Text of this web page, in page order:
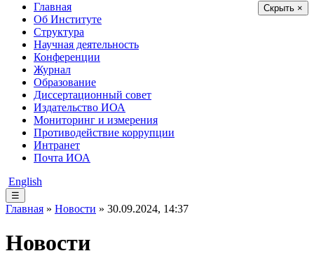
Скрыть ×
Главная
Об Институте
Структура
Научная деятельность
Конференции
Журнал
Образование
Диссертационный совет
Издательство ИОА
Мониторинг и измерения
Противодействие коррупции
Интранет
Почта ИОА
English
☰
Главная » Новости » 30.09.2024, 14:37
Новости